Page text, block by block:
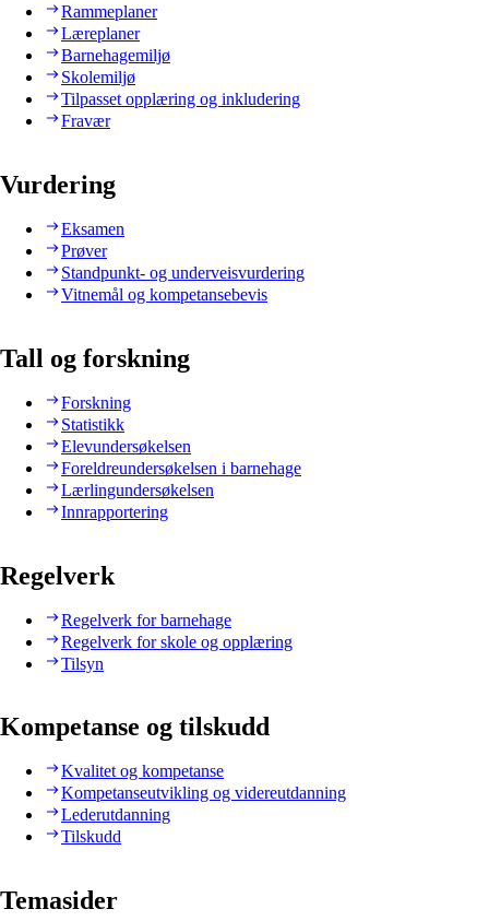
Rammeplaner
Læreplaner
Barnehagemiljø
Skolemiljø
Tilpasset opplæring og inkludering
Fravær
Vurdering
Eksamen
Prøver
Standpunkt- og underveisvurdering
Vitnemål og kompetansebevis
Tall og forskning
Forskning
Statistikk
Elevundersøkelsen
Foreldreundersøkelsen i barnehage
Lærlingundersøkelsen
Innrapportering
Regelverk
Regelverk for barnehage
Regelverk for skole og opplæring
Tilsyn
Kompetanse og tilskudd
Kvalitet og kompetanse
Kompetanseutvikling og videreutdanning
Lederutdanning
Tilskudd
Temasider